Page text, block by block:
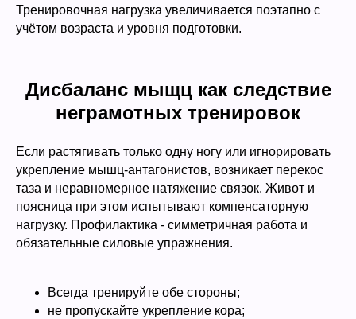
Тренировочная нагрузка увеличивается поэтапно с
учётом возраста и уровня подготовки.
Дисбаланс мыщц как следствие
неграмотных тренировок
Если растягивать только одну ногу или игнорировать
укрепление мышц-антагонистов, возникает перекос
таза и неравномерное натяжение связок. Живот и
поясница при этом испытывают компенсаторную
нагрузку. Профилактика - симметричная работа и
обязательные силовые упражнения.
Всегда тренируйте обе стороны;
не пропускайте укрепление кора;